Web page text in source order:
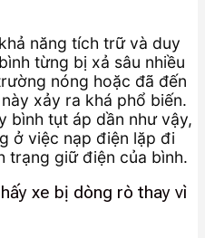
năng tích trữ và duy
từng bị xả sâu nhiều
nóng hoặc đã đến
xảy ra khá phổ biến.
bình tụt áp dần như vậy,
ở việc nạp điện lặp đi
trạng giữ điện của bình.
xe bị dòng rò thay vì